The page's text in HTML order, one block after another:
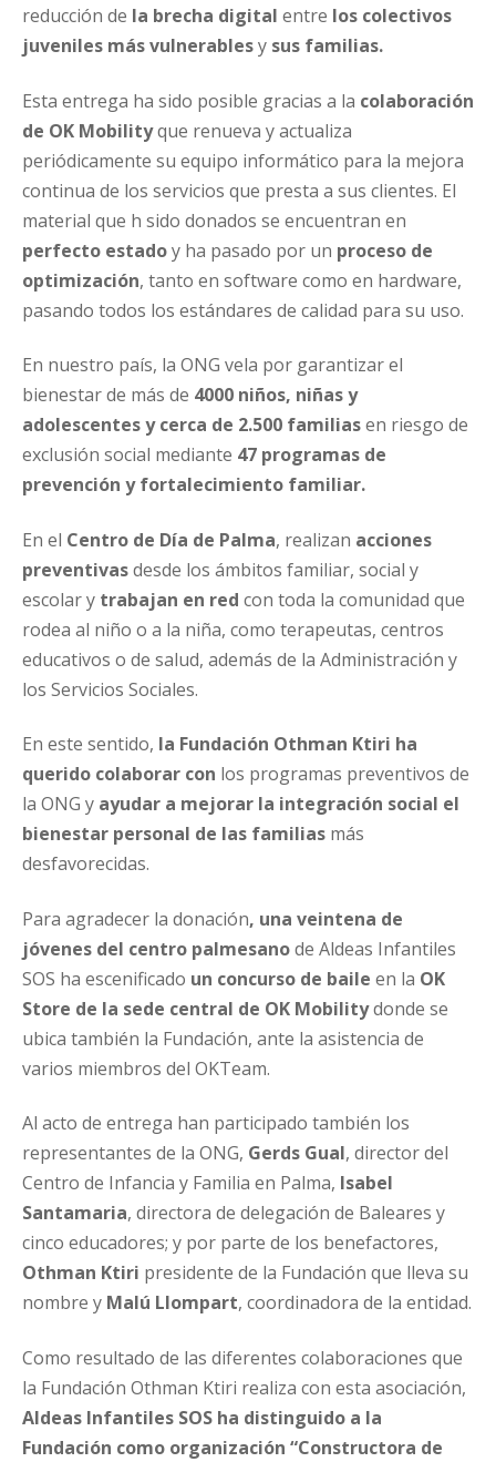
reducción de la brecha digital entre los colectivos
juveniles más vulnerablesy sus familias.
Esta entrega ha sido posible gracias a la colaboración
de OK Mobilityque renueva y actualiza
periódicamente su equipo informático para la mejora
continua de los servicios que presta a sus clientes. El
material que h sido donados se encuentran en
perfecto estadoy ha pasado por un proceso de
optimización, tanto en software como en hardware,
pasando todos los estándares de calidad para su uso.
En nuestro país, la ONG vela por garantizar el
bienestar de más de 4000 niños, niñas y
adolescentes y cerca de 2.500 familiasen riesgo de
exclusión social mediante 47 programas de
prevención y fortalecimiento familiar.
En el Centro de Día de Palma, realizan acciones
preventivasdesde los ámbitos familiar, social y
escolar y trabajan en red con toda la comunidad que
rodea al niño o a la niña, como terapeutas, centros
educativos o de salud, además de la Administración y
los Servicios Sociales.
En este sentido, la Fundación Othman Ktiri ha
querido colaborar con los programas preventivos de
la ONG y ayudar a mejorar la integración social el
bienestar personal de las familias más
desfavorecidas.
Para agradecer la donación, una veintena de
jóvenes del centro palmesanode Aldeas Infantiles
SOS ha escenificado un concurso de baile en la OK
Store de la sede central de OK Mobilitydonde se
ubica también la Fundación, ante la asistencia de
varios miembros del OKTeam.
Al acto de entrega han participado también los
representantes de la ONG, Gerds Gual, director del
Centro de Infancia y Familia en Palma, Isabel
Santamaria, directora de delegación de Baleares y
cinco educadores; y por parte de los benefactores,
Othman Ktiri presidente de la Fundación que lleva su
nombre y Malú Llompart, coordinadora de la entidad.
Como resultado de las diferentes colaboraciones que
la Fundación Othman Ktiri realiza con esta asociación,
Aldeas Infantiles SOS ha distinguido a la
Fundación como organización “Constructora de